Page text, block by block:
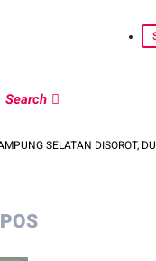
Search
DISOROT, DUGAAN AJB